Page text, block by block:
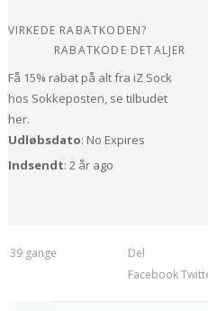
VIRKEDE RABATKODEN?
RABATKODE DETALJER
Få 15% rabat på alt fra iZ Sock
hos Sokkeposten, se tilbudet
her.
Udløbsdato: No Expires
Indsendt: 2 år ago
gange
Del
Facebook